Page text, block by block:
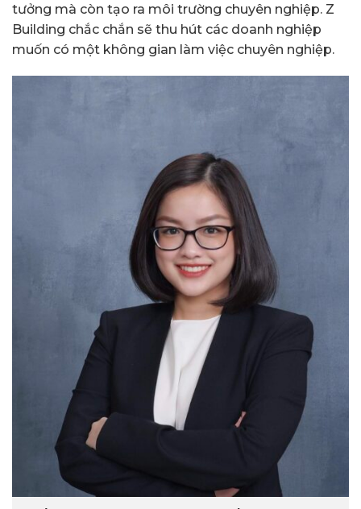
tưởng mà còn tạo ra môi trường chuyên nghiệp. Z
Building chắc chắn sẽ thu hút các doanh nghiệp
muốn có một không gian làm việc chuyên nghiệp.